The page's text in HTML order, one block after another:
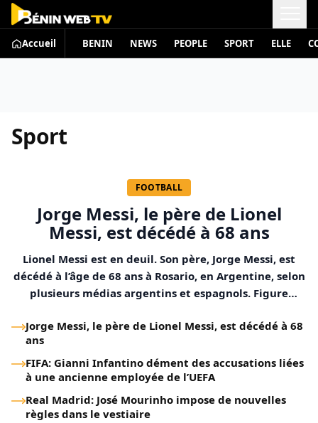
Accueil BENIN NEWS PEOPLE SPORT ELLE
Sport
FOOTBALL
Jorge Messi, le père de Lionel
Messi, est décédé à 68 ans
Lionel Messi est en deuil. Son père, Jorge Messi, est
décédé à l’âge de 68 ans à Rosario, en Argentine, selon
plusieurs médias argentins et espagnols. Figure
accompagné son fils tout au long de son ascension
vers les sommets du football mondial. Jorge Messi,
père […]
Jorge Messi, le père de Lionel Messi, est décédé à 68
ans
FIFA: Gianni Infantino dément des accusations liées
à une ancienne employée de l’UEFA
Real Madrid: José Mourinho impose de nouvelles
règles dans le vestiaire